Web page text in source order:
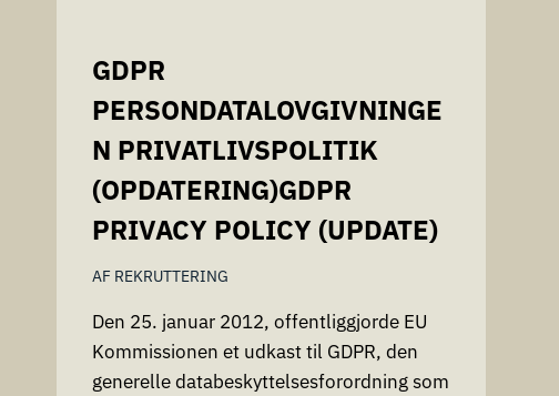
GDPR
PERSONDATALOVGIVNINGE
N PRIVATLIVSPOLITIK
(OPDATERING)GDPR
PRIVACY POLICY (UPDATE)
AF REKRUTTERING
Den 25. januar 2012, offentliggjorde EU
Kommissionen et udkast til GDPR, den
generelle databeskyttelsesforordning som